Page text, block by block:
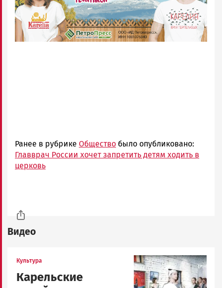
Ранее в рубрике Общество было опубликовано:
Главврач России хочет запретить детям ходить в
церковь
Видео
Культура
Карельские
Image